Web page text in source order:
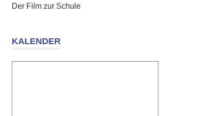
Der Film zur Schule
KALENDER